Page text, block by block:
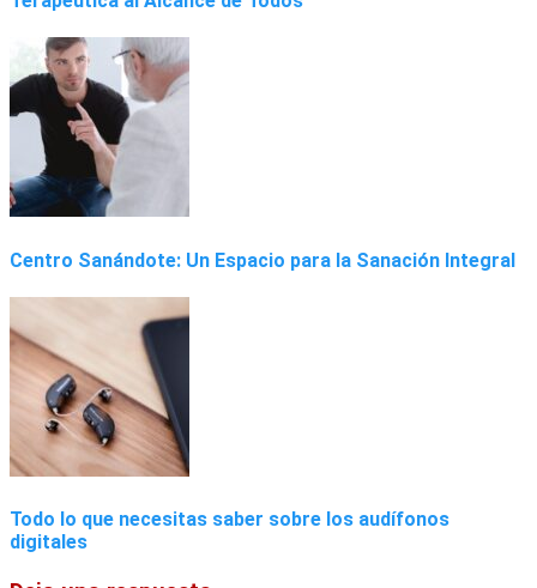
Centro Sanándote: Un Espacio para la Sanación Integral
Todo lo que necesitas saber sobre los audífonos
digitales